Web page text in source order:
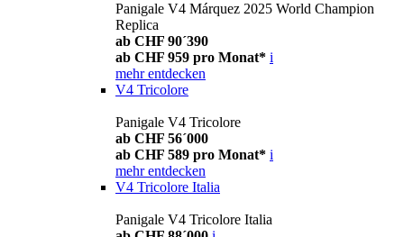
Panigale V4 Márquez 2025 World Champion
Replica
ab CHF 90´390
ab CHF 959 pro Monat* i
mehr entdecken
V4 Tricolore
Panigale V4 Tricolore
ab CHF 56´000
ab CHF 589 pro Monat* i
mehr entdecken
V4 Tricolore Italia
Panigale V4 Tricolore Italia